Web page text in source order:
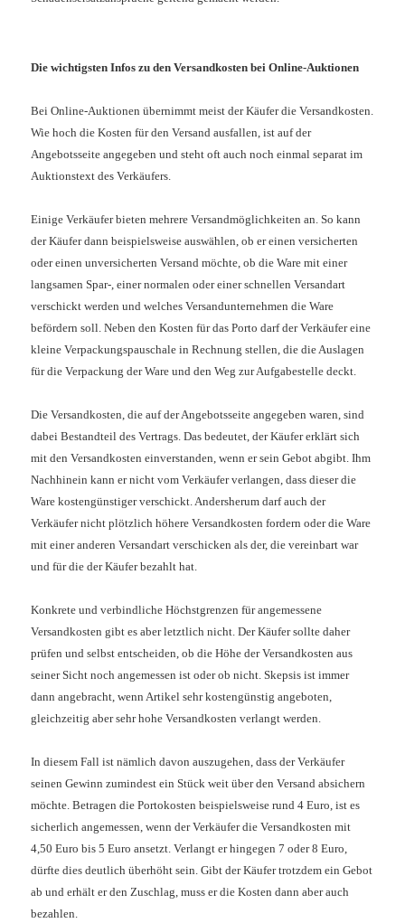
Die wichtigsten Infos zu den Versandkosten bei Online-Auktionen
Bei Online-Auktionen übernimmt meist der Käufer die Versandkosten.
Wie hoch die Kosten für den Versand ausfallen, ist auf der
Angebotsseite angegeben und steht oft auch noch einmal separat im
Auktionstext des Verkäufers.
Einige Verkäufer bieten mehrere Versandmöglichkeiten an. So kann
der Käufer dann beispielsweise auswählen, ob er einen versicherten
oder einen unversicherten Versand möchte, ob die Ware mit einer
langsamen Spar-, einer normalen oder einer schnellen Versandart
verschickt werden und welches Versandunternehmen die Ware
befördern soll. Neben den Kosten für das Porto darf der Verkäufer eine
kleine Verpackungspauschale in Rechnung stellen, die die Auslagen
für die Verpackung der Ware und den Weg zur Aufgabestelle deckt.
Die Versandkosten, die auf der Angebotsseite angegeben waren, sind
dabei Bestandteil des Vertrags. Das bedeutet, der Käufer erklärt sich
mit den Versandkosten einverstanden, wenn er sein Gebot abgibt. Ihm
Nachhinein kann er nicht vom Verkäufer verlangen, dass dieser die
Ware kostengünstiger verschickt. Andersherum darf auch der
Verkäufer nicht plötzlich höhere Versandkosten fordern oder die Ware
mit einer anderen Versandart verschicken als der, die vereinbart war
und für die der Käufer bezahlt hat.
Konkrete und verbindliche Höchstgrenzen für angemessene
Versandkosten gibt es aber letztlich nicht. Der Käufer sollte daher
prüfen und selbst entscheiden, ob die Höhe der Versandkosten aus
seiner Sicht noch angemessen ist oder ob nicht. Skepsis ist immer
dann angebracht, wenn Artikel sehr kostengünstig angeboten,
gleichzeitig aber sehr hohe Versandkosten verlangt werden.
In diesem Fall ist nämlich davon auszugehen, dass der Verkäufer
seinen Gewinn zumindest ein Stück weit über den Versand absichern
möchte. Betragen die Portokosten beispielsweise rund 4 Euro, ist es
sicherlich angemessen, wenn der Verkäufer die Versandkosten mit
4,50 Euro bis 5 Euro ansetzt. Verlangt er hingegen 7 oder 8 Euro,
dürfte dies deutlich überhöht sein. Gibt der Käufer trotzdem ein Gebot
ab und erhält er den Zuschlag, muss er die Kosten dann aber auch
bezahlen.